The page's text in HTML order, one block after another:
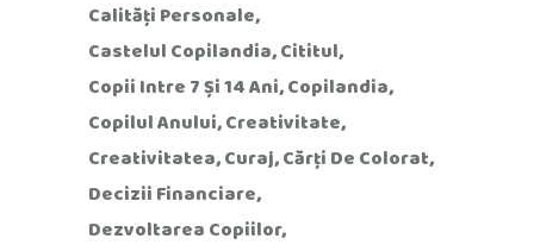
Calități Personale
Castelul Copilandia Cititul
Copii Intre 7 Și 14 Ani Copilandia
Copilul Anului Creativitate
Creativitatea Curaj Cărți De Colorat
Decizii Financiare
Dezvoltarea Copiilor